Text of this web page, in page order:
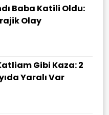
Baba Katili Oldu:
Olay
Gibi Kaza: 2
Yaralı Var